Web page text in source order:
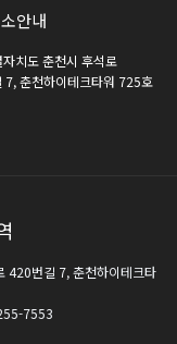
안내
치도 춘천시 후석로
7, 춘천하이테크타워 725호
420번길 7, 춘천하이테크타
7553